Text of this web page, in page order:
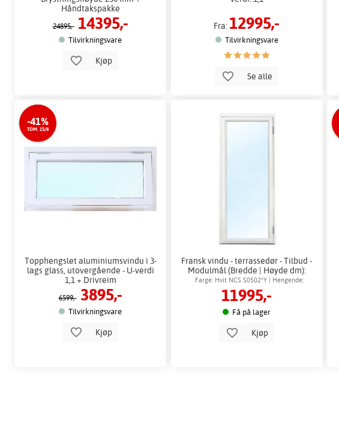
Håndtakspakke
24895,- 14395,-
Tilvirkningsvare
Kjøp
Fra: 12995,-
Tilvirkningsvare
Se alle
-41%
TOM. 15/8
Topphengslet aluminiumsvindu i 3-
lags glass, utovergående - U-verdi
1,1 + Drivreim
6599,- 3895,-
Tilvirkningsvare
Kjøp
Fransk vindu - terrassedør - Tilbud -
Modulmål (Bredde | Høyde dm):
8x21
Farge: Hvit NCS S0502*Y | Hengende:
Høyrehengt
11995,-
Få på lager
Kjøp